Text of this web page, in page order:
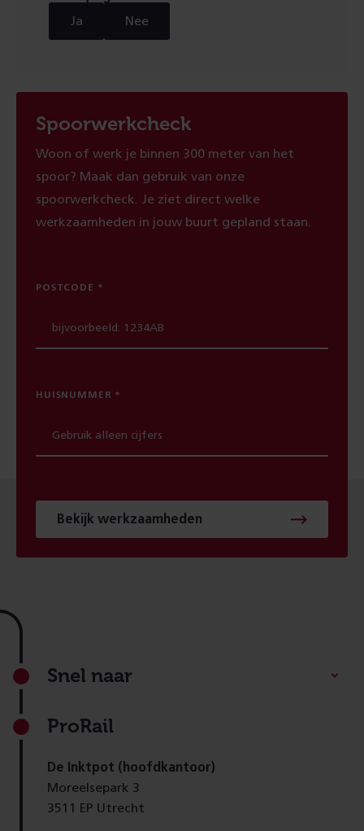
Ja Nee
Spoorwerkcheck
Woon of werk je binnen 300 meter van het
spoor? Maak dan gebruik van onze
spoorwerkcheck. Je ziet direct welke
werkzaamheden in jouw buurt gepland staan.
POSTCODE
HUISNUMMER
Bekijk werkzaamheden
Footer
Snel naar
ProRail
De Inktpot (hoofdkantoor)
Moreelsepark 3
3511 EP Utrecht